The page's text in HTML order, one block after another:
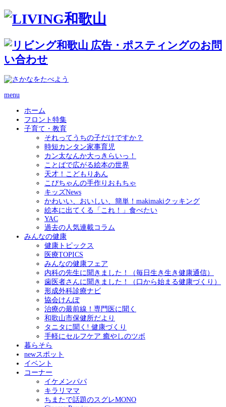
menu
ホーム
フロント特集
子育て・教育
それってうちの子だけですか？
時短カンタン家事育児
カン太なんか大っきらいっ！
ことばで広がる絵本の世界
天才！こどもりあん
こぴちゃんの手作りおもちゃ
キッズNews
かわいい、おいしい、簡単！makimakiクッキング
絵本に出てくる「これ！」食べたい
YAC
過去の人気連載コラム
みんなの健康
健康トピックス
医療TOPICS
みんなの健康フェア
内科の先生に聞きました！（毎日生き生き健康通信）
歯医者さんに聞きました！（口から始まる健康づくり）
形成外科診療ナビ
協会けんぽ
治療の最前線！専門医に聞く
和歌山市保健所だより
タニタに聞く! 健康づくり
手軽にセルフケア 癒やしのツボ
暮らそら
newスポット
イベント
コーナー
イケメンパパ
キラリママ
ちまたで話題のスグレMONO